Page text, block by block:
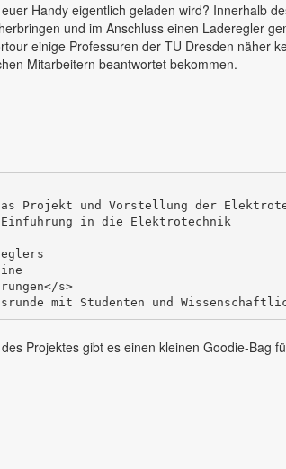
Handy eigentlich geladen wird? Innerhalb
und im Anschluss einen Laderegler
einige Professuren der TU Dresden näher
Mitarbeitern beantwortet bekommen.
Projekt und Vorstellung der
in die Elektrotechnik
s>
Projektes gibt es einen kleinen Goodie-Bag